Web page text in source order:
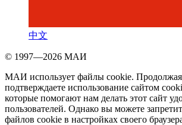
中文
© 1997—2026 МАИ
МАИ использует файлы cookie. Продолжая
подтверждаете использование сайтом
которые помогают нам делать этот сайт
пользователей. Однако вы можете
файлов cookie в настройках своего